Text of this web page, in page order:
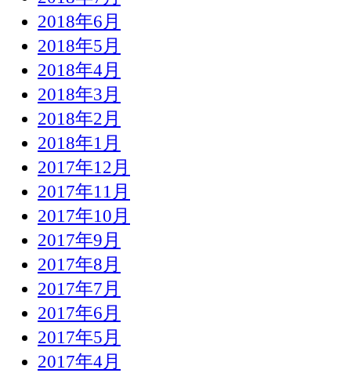
2018年6月
2018年5月
2018年4月
2018年3月
2018年2月
2018年1月
2017年12月
2017年11月
2017年10月
2017年9月
2017年8月
2017年7月
2017年6月
2017年5月
2017年4月